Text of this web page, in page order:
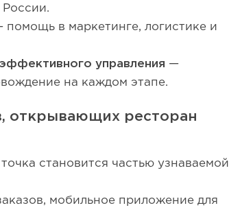
России.
помощь в маркетинге, логистике и
управления —
на каждом этапе.
открывающих ресторан
становится частью узнаваемой
мобильное приложение для